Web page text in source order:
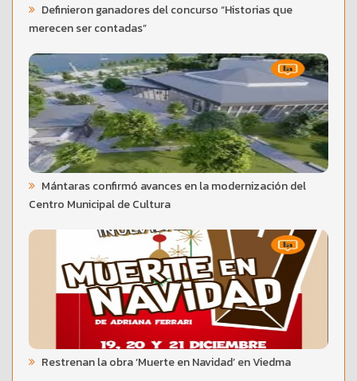
Definieron ganadores del concurso “Historias que
merecen ser contadas”
Mántaras confirmó avances en la modernización del
Centro Municipal de Cultura
Restrenan la obra ‘Muerte en Navidad’ en Viedma